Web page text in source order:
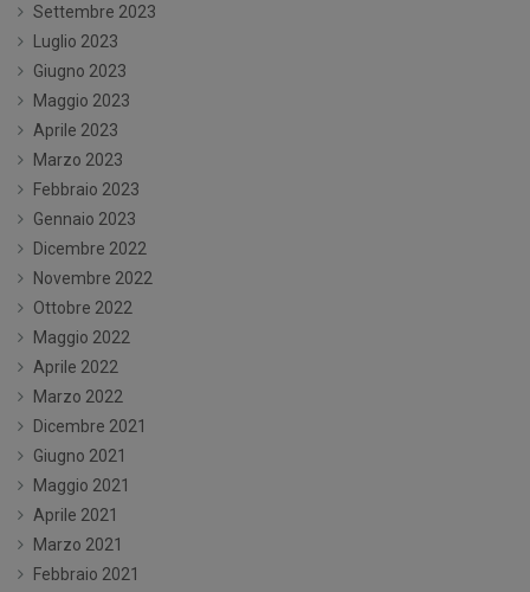
Settembre 2023
Luglio 2023
Giugno 2023
Maggio 2023
Aprile 2023
Marzo 2023
Febbraio 2023
Gennaio 2023
Dicembre 2022
Novembre 2022
Ottobre 2022
Maggio 2022
Aprile 2022
Marzo 2022
Dicembre 2021
Giugno 2021
Maggio 2021
Aprile 2021
Marzo 2021
Febbraio 2021